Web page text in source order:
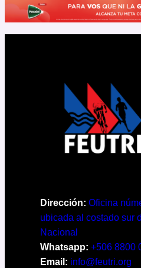
Dirección: Oficina
ubicada al costado sur
Nacional
Whatsapp: +506 8800
Email: info@feutri.org